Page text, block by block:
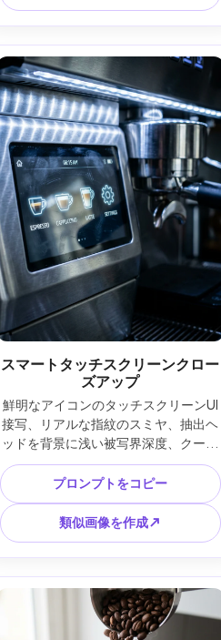
スマートタッチスクリーンクロー
ズアップ
鮮明なアイコンのタッチスクリーンUI
接写、リアルな指紋のスミヤ、抽出ヘ
ッドを背景に浅い被写界深度、クール
な現代的照明、Nikon Z7 II、105mm、
f/3.2、シャープなマイクロコントラス
ト、フォトリアリスティック --ar 4:5
プロンプトをコピー
類似画像を作成↗